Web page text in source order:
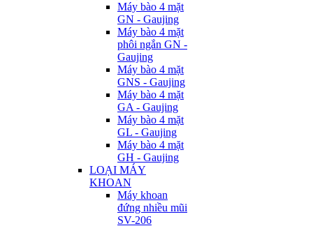
Máy bào 4 mặt
GN - Gaujing
Máy bào 4 mặt
phôi ngắn GN -
Gaujing
Máy bào 4 mặt
GNS - Gaujing
Máy bào 4 mặt
GA - Gaujing
Máy bào 4 mặt
GL - Gaujing
Máy bào 4 mặt
GH - Gaujing
LOẠI MÁY
KHOAN
Máy khoan
đứng nhiều mũi
SV-206